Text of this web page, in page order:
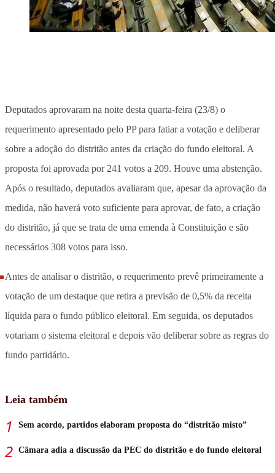
Deputados aprovaram na noite desta quarta-feira (23/8) o
requerimento apresentado pelo PP para fatiar a votação e deliberar
sobre a adoção do distritão antes da criação do fundo eleitoral. A
proposta foi aprovada por 241 votos a 209. Houve uma abstenção.
Após o resultado, deputados avaliaram que, apesar da aprovação da
medida, não haverá voto suficiente para aprovar, de fato, a criação
do distritão, já que se trata de uma emenda à Constituição e são
necessários 308 votos para isso.
Antes de analisar o distritão, o requerimento prevê primeiramente a
votação de um destaque que retira a previsão de 0,5% da receita
líquida para o fundo público eleitoral. Em seguida, os deputados
votariam o sistema eleitoral e depois vão deliberar sobre as regras do
fundo partidário.
Leia também
Sem acordo, partidos elaboram proposta do “distritão misto”
Câmara adia a discussão da PEC do distritão e do fundo eleitoral